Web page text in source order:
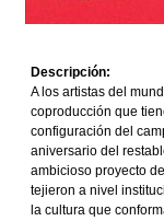
Descripción:
A los artistas del
coproducción que
configuración del
aniversario del
ambicioso proyecto
tejieron a nivel
la cultura que